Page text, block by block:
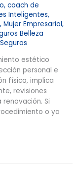
,coach de
Inteligentes,
,Mujer Empresarial,
Belleza
estético
personal e
física, implica
revisiones
Si
o ya